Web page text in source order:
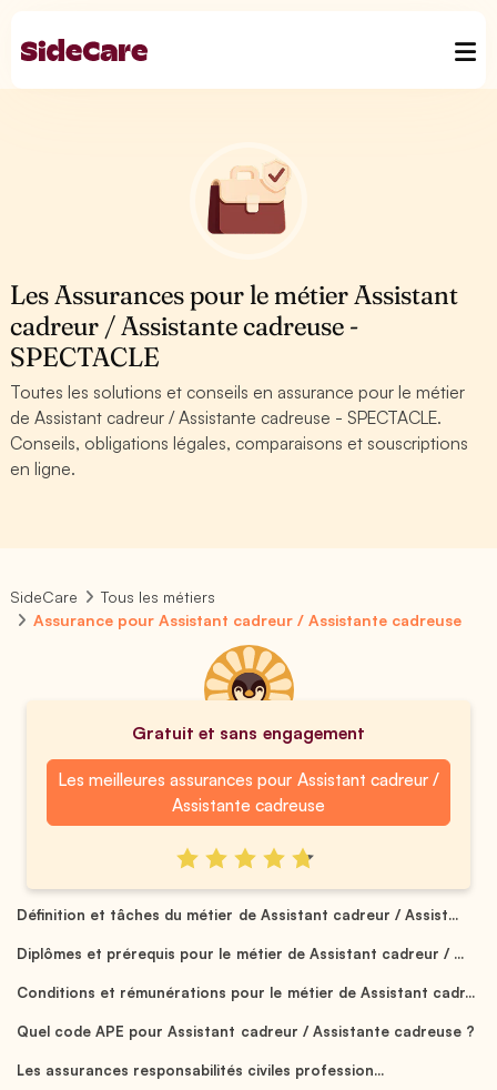
Les Assurances pour le métier Assistant
cadreur / Assistante cadreuse -
SPECTACLE
Toutes les solutions et conseils en assurance pour le métier
de Assistant cadreur / Assistante cadreuse - SPECTACLE.
Conseils, obligations légales, comparaisons et souscriptions
en ligne.
SideCare
Tous les métiers
Assurance pour Assistant cadreur / Assistante cadreuse
Gratuit et sans engagement
Les meilleures assurances pour Assistant cadreur /
Assistante cadreuse
Définition et tâches du métier de Assistant cadreur / Assist...
Diplômes et prérequis pour le métier de Assistant cadreur / ...
Conditions et rémunérations pour le métier de Assistant cadr...
Quel code APE pour Assistant cadreur / Assistante cadreuse ?
Les assurances responsabilités civiles profession...